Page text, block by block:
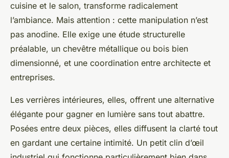
cuisine et le salon, transforme radicalement
l’ambiance. Mais attention : cette manipulation n’est
pas anodine. Elle exige une étude structurelle
préalable, un chevêtre métallique ou bois bien
dimensionné, et une coordination entre architecte et
entreprises.
Les verrières intérieures, elles, offrent une alternative
élégante pour gagner en lumière sans tout abattre.
Posées entre deux pièces, elles diffusent la clarté tout
en gardant une certaine intimité. Un petit clin d’œil